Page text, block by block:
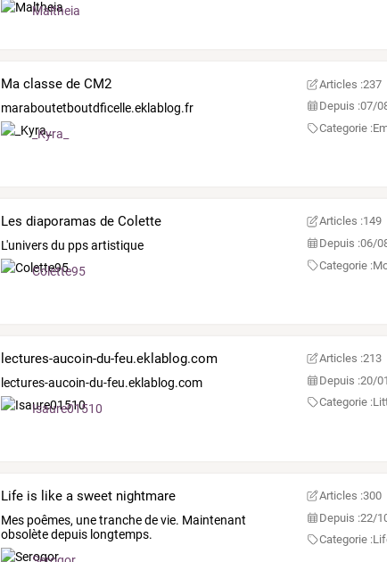
Maltheia
Ma classe de CM2
maraboutetboutdficelle.eklablog.fr
_Kyra_
Articles :237
Depuis :07/
Categorie :
Les diaporamas de Colette
L'univers du pps artistique
Colette95
Articles :149
Depuis :06/
Categorie :
lectures-aucoin-du-feu.eklablog.com
lectures-aucoin-du-feu.eklablog.com
Isaure01510
Articles :213
Depuis :20/
Categorie :
Life is like a sweet nightmare
Mes poêmes, une tranche de vie. Maintenant
obsolète depuis longtemps.
Articles :300
Depuis :22/
Categorie :